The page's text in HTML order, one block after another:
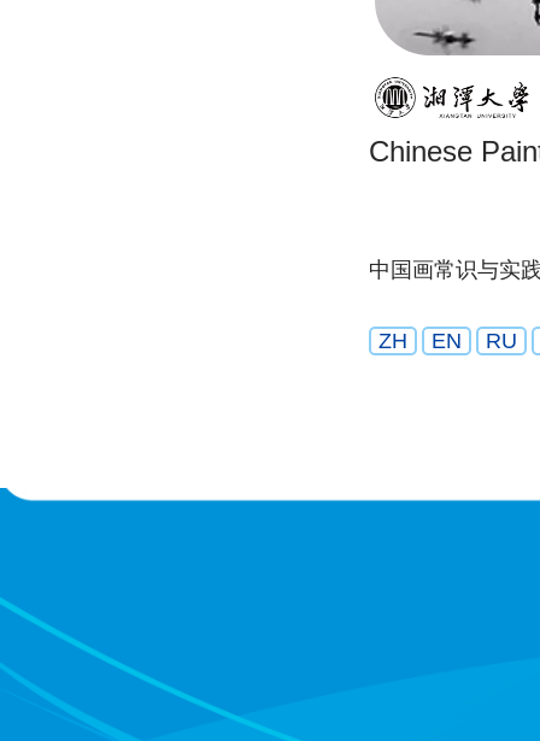
Chinese
中国画常识与实
ZH EN RU